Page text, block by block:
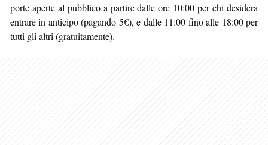
porte aperte al pubblico a partire dalle ore 10:00 per chi desidera
entrare in anticipo (pagando 5€), e dalle 11:00 fino alle 18:00 per
tutti gli altri (gratuitamente).